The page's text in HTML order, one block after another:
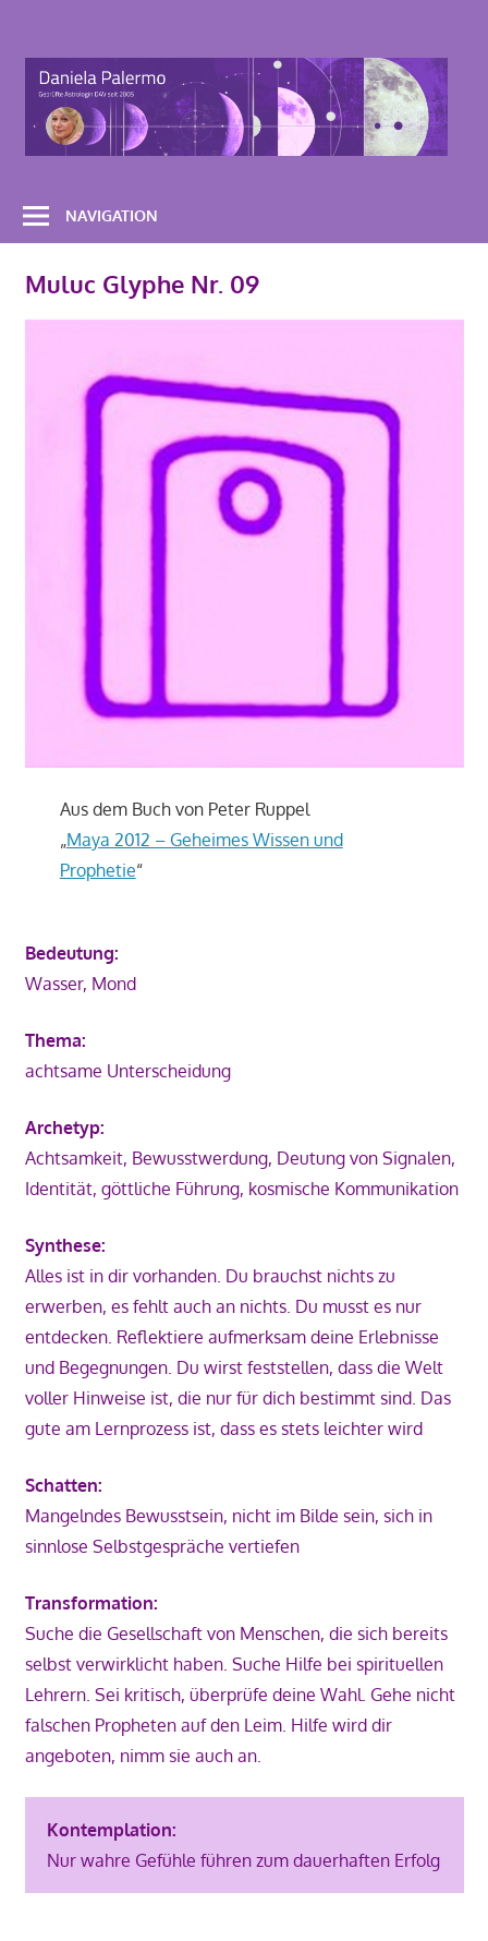
springen
Astrologie-
Beratung-
Daniela-
NAVIGATION
Muluc Glyphe Nr. 09
Aus dem Buch von Peter Ruppel
„Maya 2012 – Geheimes Wissen und
Prophetie“
Bedeutung:
Wasser, Mond
Thema:
achtsame Unterscheidung
Archetyp:
Achtsamkeit, Bewusstwerdung, Deutung von Signalen,
Identität, göttliche Führung, kosmische Kommunikation
Synthese:
Alles ist in dir vorhanden. Du brauchst nichts zu
erwerben, es fehlt auch an nichts. Du musst es nur
entdecken. Reflektiere aufmerksam deine Erlebnisse
und Begegnungen. Du wirst feststellen, dass die Welt
voller Hinweise ist, die nur für dich bestimmt sind. Das
gute am Lernprozess ist, dass es stets leichter wird
Schatten:
Mangelndes Bewusstsein, nicht im Bilde sein, sich in
sinnlose Selbstgespräche vertiefen
Transformation:
Suche die Gesellschaft von Menschen, die sich bereits
selbst verwirklicht haben. Suche Hilfe bei spirituellen
Lehrern. Sei kritisch, überprüfe deine Wahl. Gehe nicht
falschen Propheten auf den Leim. Hilfe wird dir
angeboten, nimm sie auch an.
Kontemplation:
Nur wahre Gefühle führen zum dauerhaften Erfolg